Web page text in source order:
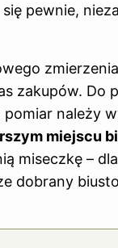
pewnie,
zakupów. Do
należy
miejscu
miseczkę –
dobrany